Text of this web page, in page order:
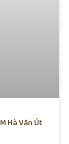
Hà Văn Út